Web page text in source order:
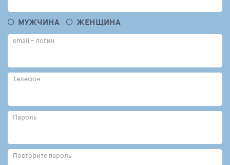
МУЖЧИНА ЖЕНЩИНА
email - логин
Телефон
Пароль
Повторите пароль